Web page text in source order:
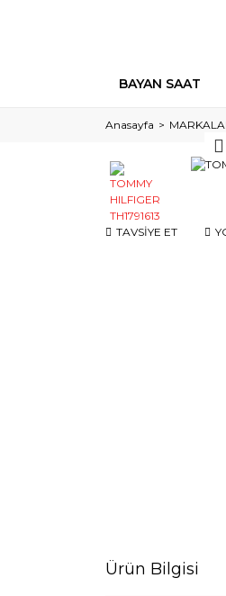
BAYAN SAAT
Anasayfa
TAVSİYE ET
Ürün Bilgisi